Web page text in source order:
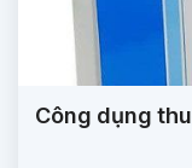
Công dụng